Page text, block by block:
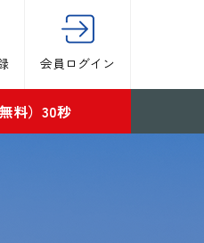
会員ログイン
料）30秒